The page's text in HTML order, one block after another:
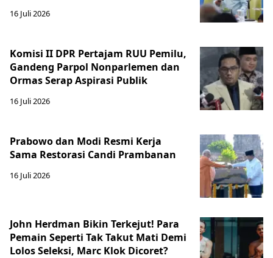
16 Juli 2026
Komisi II DPR Pertajam RUU Pemilu,
Gandeng Parpol Nonparlemen dan
Ormas Serap Aspirasi Publik
16 Juli 2026
Prabowo dan Modi Resmi Kerja
Sama Restorasi Candi Prambanan
16 Juli 2026
John Herdman Bikin Terkejut! Para
Pemain Seperti Tak Takut Mati Demi
Lolos Seleksi, Marc Klok Dicoret?